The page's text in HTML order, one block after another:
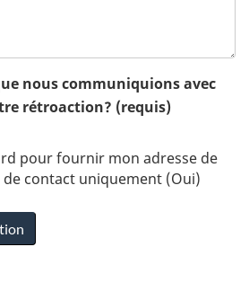
nous communiquions avec
rétroaction? (requis)
pour fournir mon adresse de
contact uniquement (Oui)